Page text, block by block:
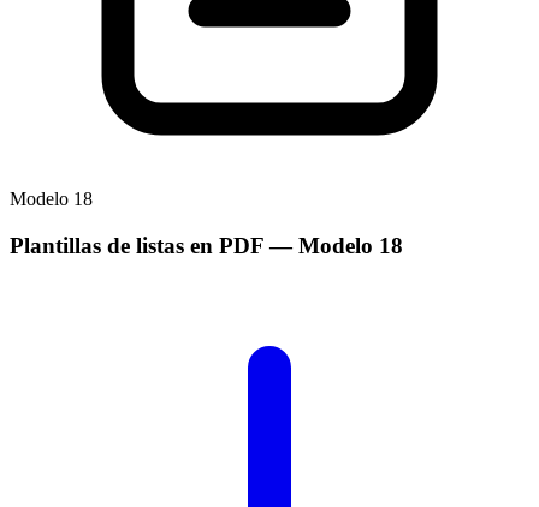
Modelo 18
Plantillas de listas en PDF— Modelo 18